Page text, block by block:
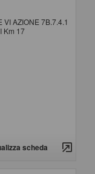
VI AZIONE 7B.7.4.1
Km 17
scheda